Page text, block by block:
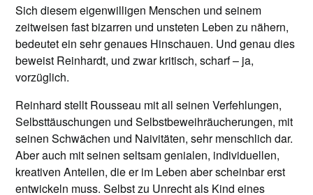
Sich diesem eigenwilligen Menschen und seinem
zeitweisen fast bizarren und unsteten Leben zu nähern,
bedeutet ein sehr genaues Hinschauen. Und genau dies
beweist Reinhardt, und zwar kritisch, scharf – ja,
vorzüglich.
Reinhard stellt Rousseau mit all seinen Verfehlungen,
Selbsttäuschungen und Selbstbeweihräucherungen, mit
seinen Schwächen und Naivitäten, sehr menschlich dar.
Aber auch mit seinen seltsam genialen, individuellen,
kreativen Anteilen, die er im Leben aber scheinbar erst
entwickeln muss. Selbst zu Unrecht als Kind eines